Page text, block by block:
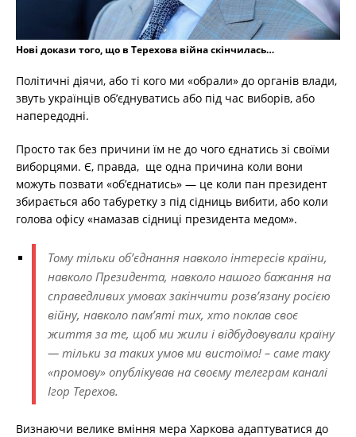
Нові докази того, що в Терехова війна скінчилась…
Політичні діячи, або ті кого ми «обрали» до органів влади,
звуть українців об’єднуватись або під час виборів, або
напередодні.
Просто так без причини їм не до чого єднатись зі своїми
виборцями. Є, правда, ще одна причина коли вони
можуть позвати «об’єднатись» — це коли пан президент
збирається або табуретку з під сідниць вибити, або коли
голова офісу «намазав сідниці президента медом».
Тому тільки обʼєднання навколо інтересів країни,
навколо Президента, навколо нашого бажання на
справедливих умовах закінчити розвʼязану росією
війну, навколо памʼяті тих, хто поклав своє
життя за те, щоб ми жили і відбудовували країну
— тільки за таких умов ми вистоїмо! – саме таку
«промову» опублікував на своєму телеграм каналі
Ігор Терехов.
Визнаючи велике вміння мера Харкова адаптуватися до